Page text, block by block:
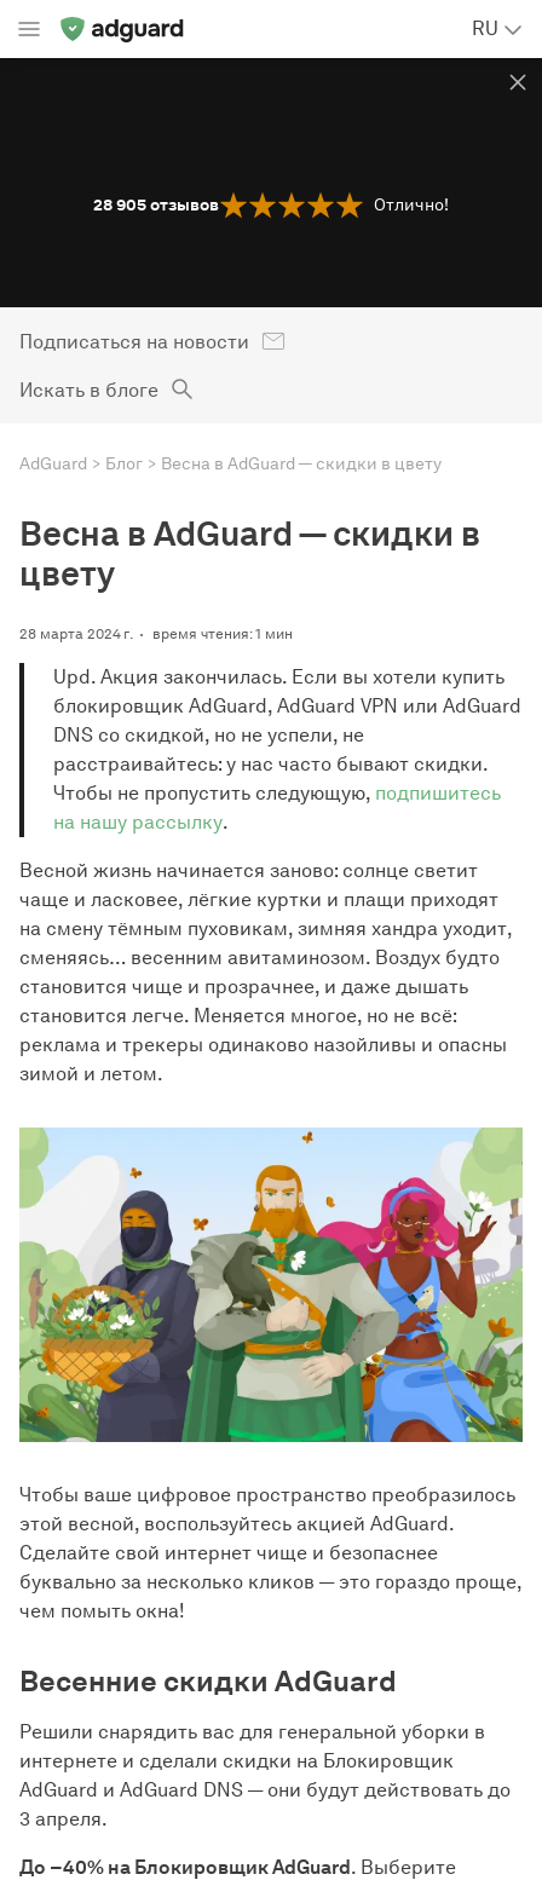
RU
28 905отзывов Отлично!
Подписаться на новости
Искать в блоге
AdGuard Блог Весна в AdGuard — скидки в цвету
Весна в AdGuard — скидки в
цвету
28 марта 2024 г. время чтения: 1 мин
Upd. Акция закончилась. Если вы хотели купить
блокировщик AdGuard, AdGuard VPN или AdGuard
DNS со скидкой, но не успели, не
расстраивайтесь: у нас часто бывают скидки.
Чтобы не пропустить следующую, подпишитесь
на нашу рассылку.
Весной жизнь начинается заново: солнце светит
чаще и ласковее, лёгкие куртки и плащи приходят
на смену тёмным пуховикам, зимняя хандра уходит,
сменяясь… весенним авитаминозом. Воздух будто
становится чище и прозрачнее, и даже дышать
становится легче. Меняется многое, но не всё:
реклама и трекеры одинаково назойливы и опасны
зимой и летом.
Чтобы ваше цифровое пространство преобразилось
этой весной, воспользуйтесь акцией AdGuard.
Сделайте свой интернет чище и безопаснее
буквально за несколько кликов — это гораздо проще,
чем помыть окна!
Весенние скидки AdGuard
Решили снарядить вас для генеральной уборки в
интернете и сделали скидки на Блокировщик
AdGuard и AdGuard DNS — они будут действовать до
3 апреля.
До −40% на Блокировщик AdGuard. Выберите